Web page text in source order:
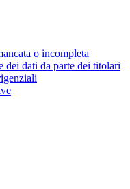
o incompleta
dei dati da parte dei titolari